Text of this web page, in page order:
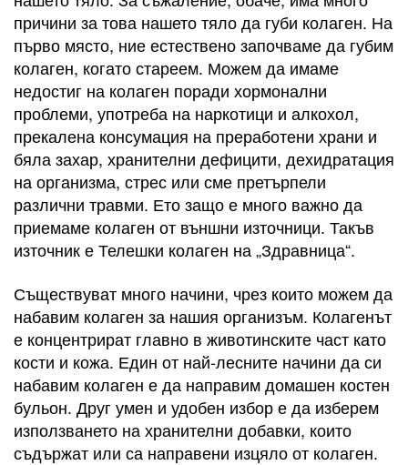
причини за това нашето тяло да губи колаген. На
първо място, ние естествено започваме да губим
колаген, когато стареем. Можем да имаме
недостиг на колаген поради хормонални
проблеми, употреба на наркотици и алкохол,
прекалена консумация на преработени храни и
бяла захар, хранителни дефицити, дехидратация
на организма, стрес или сме претърпели
различни травми. Ето защо е много важно да
приемаме колаген от външни източници. Такъв
източник е Телешки колаген на „Здравница“.
Съществуват много начини, чрез които можем да
набавим колаген за нашия организъм. Колагенът
е концентрират главно в животинските част като
кости и кожа. Един от най-лесните начини да си
набавим колаген е да направим домашен костен
бульон. Друг умен и удобен избор е да изберем
използването на хранителни добавки, които
съдържат или са направени изцяло от колаген.